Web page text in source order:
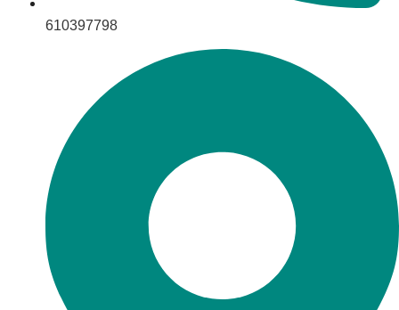
610397798